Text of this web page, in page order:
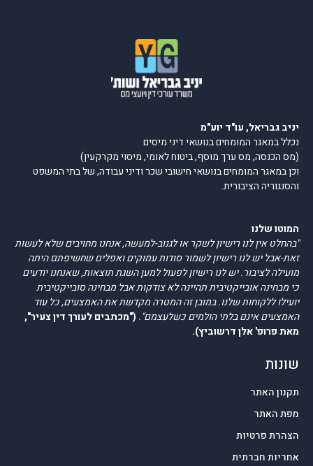
יניב גבריאל, עו"ד יוע"מ
נכלל במאגר המומחים בנושאי דיני מיסים
(מס הכנסה, מס ערך מוסף, ביטוח לאומי, מיסוי מקרקעין)
וכן במאגר המומחים בנושאי חישובי שכר ודיני עבודה, של בתי המשפט
והסנגוריה הציבורית.
המוטו שלנו
"בהחלט אין לנו רישיון לשקר או לגנוב-למעשה, אנחנו מחויבים שלא לעשות
זאת-אבל יש לנו רישיון לשמור סודות עמוקים ואפלים שחשיפתם היתה
מועילה לציבור. יש לנו רישיון לפעול למען השגת תוצאות, שאנחנו יודעים
כי מבחינה אובייקטיבית תהיינה לא צודקות אבל מבחינה סובייקטיבית
יועילו ללקוחות שלנו. במובן זה המטרה מקדשת את האמצעים, כל עוד
האמצעים אינם בלתי הולמים כשלעצמם". ("מכתבים לעורך דין צעיר",
מאת פרופ' אלן דרשוביץ).
שונות
תקנון האתר
מפת האתר
הצהרת פרטיות
אחריות חברתית